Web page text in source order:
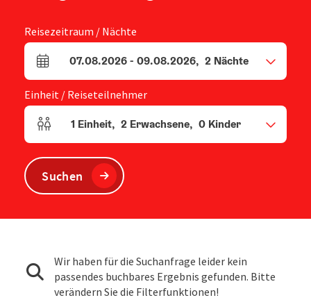
Reisezeitraum / Nächte
An- und Abreisefelder
07.08.2026- 09.08.2026, 2 Nächte
Einheit / Reiseteilnehmer
Einheitenanzahl und Personenfelder
1 Einheit, 2 Erwachsene, 0 Kinder
Suchen
Wir haben für die Suchanfrage leider kein
passendes buchbares Ergebnis gefunden. Bitte
verändern Sie die Filterfunktionen!